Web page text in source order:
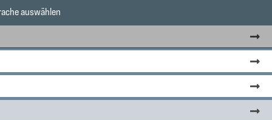
auswählen